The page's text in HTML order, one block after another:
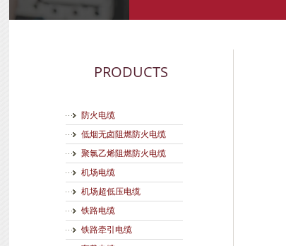
PRODUCTS
防火电缆
低烟无卤阻燃防火电缆
聚氯乙烯阻燃防火电缆
机场电缆
机场超低压电缆
铁路电缆
铁路牵引电缆